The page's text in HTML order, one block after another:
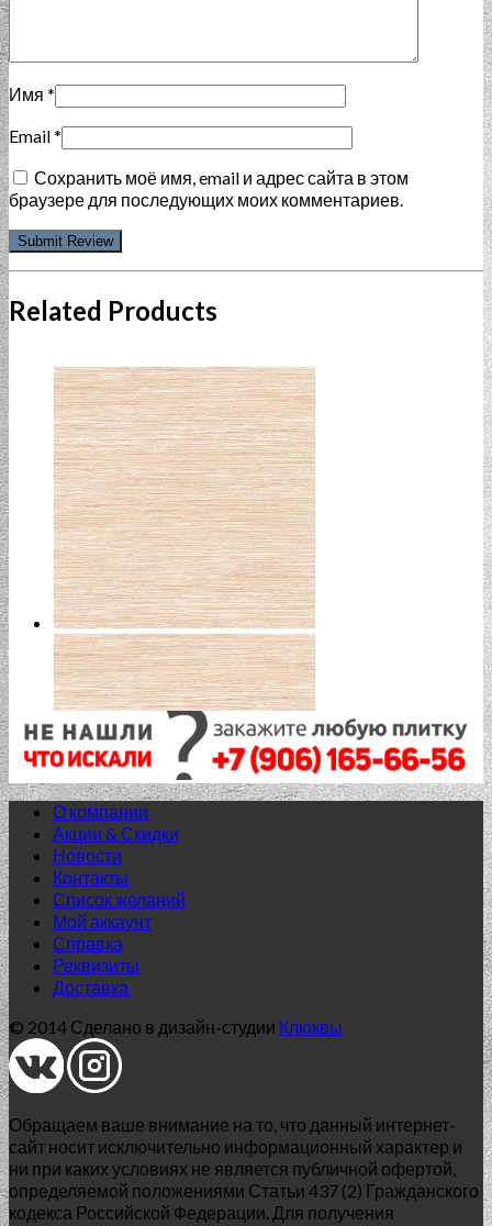
Имя *
Email*
Сохранить моё имя, email и адрес сайта в этом
браузере для последующих моих комментариев.
Related Products
Нет в наличии
60x60 (SR) структурированный
G-154/SR/600x600x10
1 005.00₽
Добавить в список желаний
О компании
Акции & Скидки
Новости
Контакты
Список желаний
Мой аккаунт
Справка
Реквизиты
Доставка
© 2014 Сделано в дизайн-студии Клюквы
Обращаем ваше внимание на то, что данный интернет-
сайт носит исключительно информационный характер и
ни при каких условиях не является публичной офертой,
определяемой положениями Статьи 437 (2) Гражданского
кодекса Российской Федерации. Для получения